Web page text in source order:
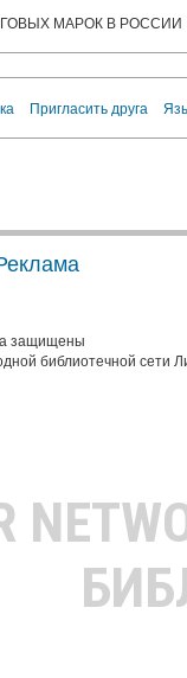
МАРОК В РОССИИ
Пригласить друга
защищены
библиотечной сети